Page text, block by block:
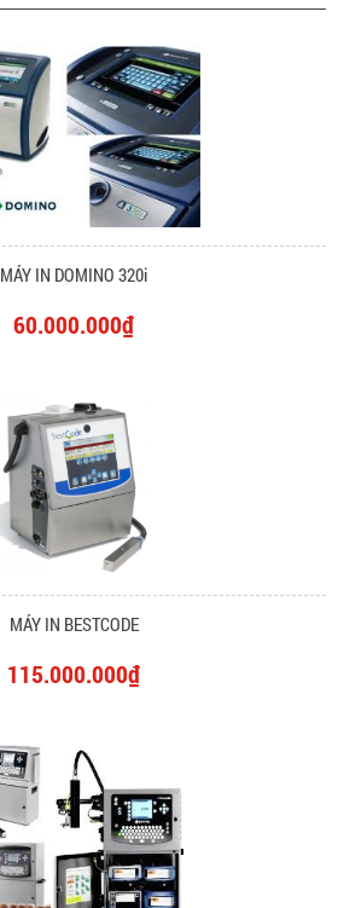
MÁY IN DOMINO 320i
60.000.000₫
MÁY IN BESTCODE
115.000.000₫